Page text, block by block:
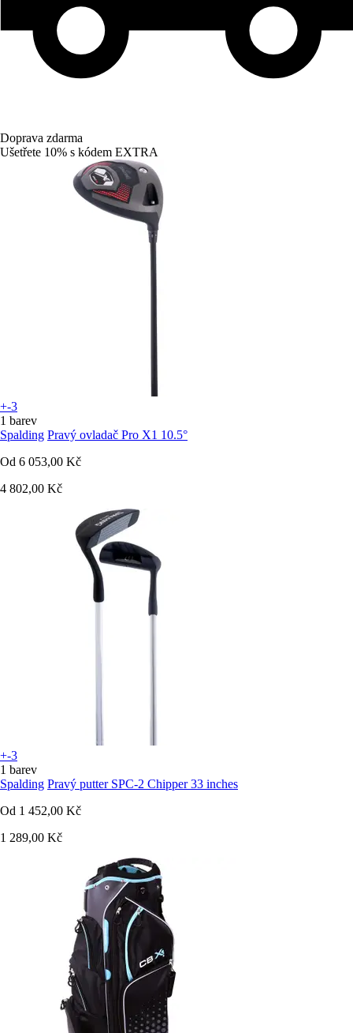
Doprava zdarma
Ušetřete 10% s kódem EXTRA
+-3
1 barev
Spalding Pravý ovladač Pro X1 10.5°
Od 6 053,00 Kč
4 802,00 Kč
+-3
1 barev
Spalding Pravý putter SPC-2 Chipper 33 inches
Od 1 452,00 Kč
1 289,00 Kč